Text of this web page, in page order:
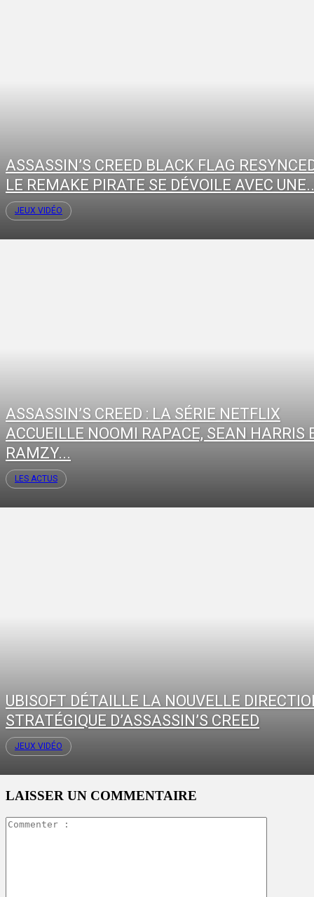
ASSASSIN’S CREED BLACK FLAG
LE REMAKE PIRATE SE DÉVOILE AVEC
JEUX VIDÉO
ASSASSIN’S CREED : LA SÉRIE NETFLIX
ACCUEILLE NOOMI RAPACE, SEAN HARRIS
RAMZY...
LES ACTUS
UBISOFT DÉTAILLE LA NOUVELLE
STRATÉGIQUE D’ASSASSIN’S CREED
JEUX VIDÉO
LAISSER UN COMMENTAIRE